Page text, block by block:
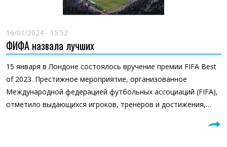
16/01/2024 - 15:52
ФИФА назвала лучших
15 января в Лондоне состоялось вручение премии FIFA Best
of 2023. Престижное мероприятие, организованное
Международной федерацией футбольных ассоциаций (FIFA),
отметило выдающихся игроков, тренеров и достижения,…